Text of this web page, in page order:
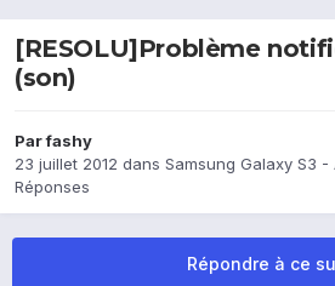
[RESOLU]Problème
(son)
Parfashy
23 juillet 2012 dans Samsung Galaxy S3
Réponses
Répondre à ce